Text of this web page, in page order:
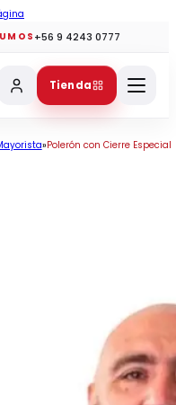
+56 9 4243 0777
Tienda
Polerón con Cierre Especial